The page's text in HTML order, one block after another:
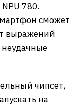
780.
сможет
выражений
неудачные
чипсет,
на